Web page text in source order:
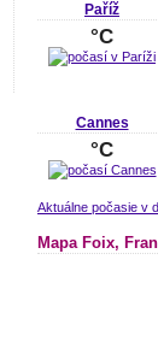
Paříž
°C
Cannes
°C
Aktuálne počasie v
Mapa Foix,